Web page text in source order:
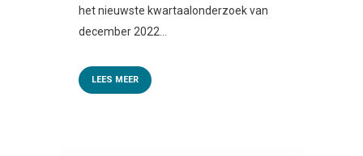
het nieuwste kwartaalonderzoek van
december 2022...
LEES MEER